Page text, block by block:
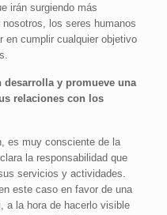
irán surgiendo más
los seres humanos
en cumplir cualquier objetivo
desarrolla y promueve una
relaciones con los
es muy consciente de la
la responsabilidad que
servicios y actividades.
este caso en favor de una
a la hora de hacerlo visible